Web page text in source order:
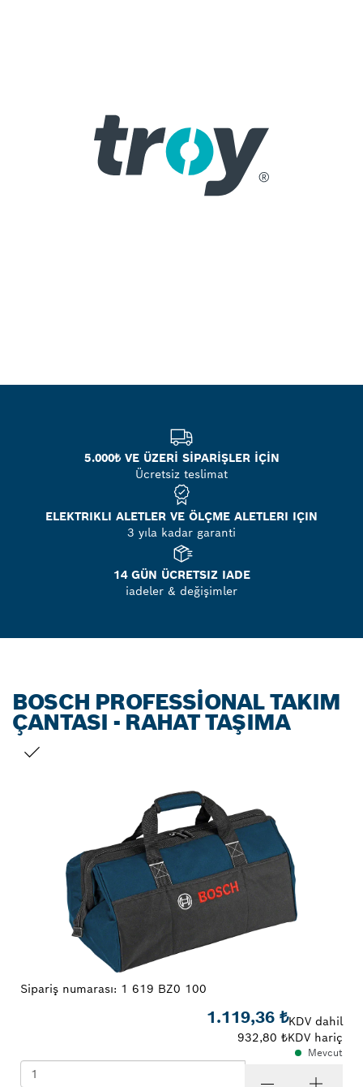
5.000₺ VE ÜZERİ SİPARİŞLER İÇİN
Ücretsiz teslimat
ELEKTRIKLI ALETLER VE ÖLÇME ALETLERI IÇIN
3 yıla kadar garanti
14 GÜN ÜCRETSIZ IADE
iadeler & değişimler
BOSCH PROFESSIONAL TAKIM
ÇANTASI - RAHAT TAŞIMA
Sipariş numarası: 1 619 BZ0 100
1.119,36 ₺KDV dahil
932,80 ₺KDV hariç
Mevcut